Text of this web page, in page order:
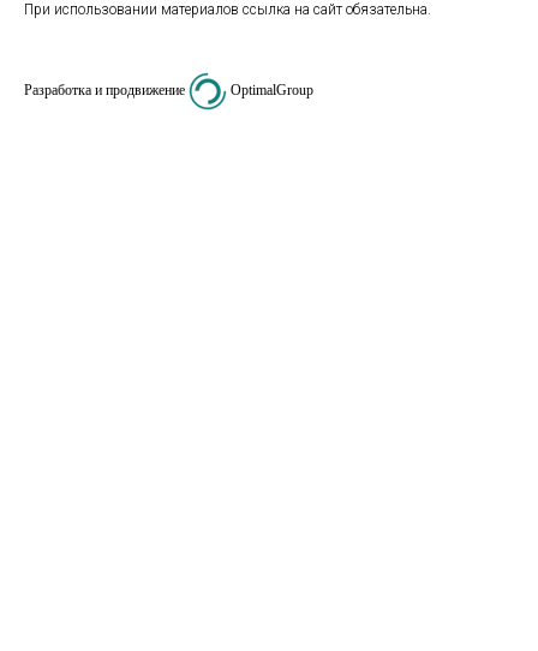
При использовании материалов ссылка на сайт обязательна.
Разработка и продвижение OptimalGroup